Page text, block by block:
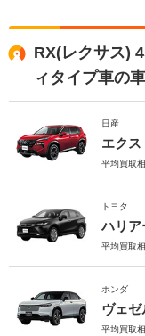
RX(レクサス)
ィタイプ車の
日産
エク
平均買取相
トヨタ
ハリア
平均買取相
ホンダ
ヴェゼ
平均買取相